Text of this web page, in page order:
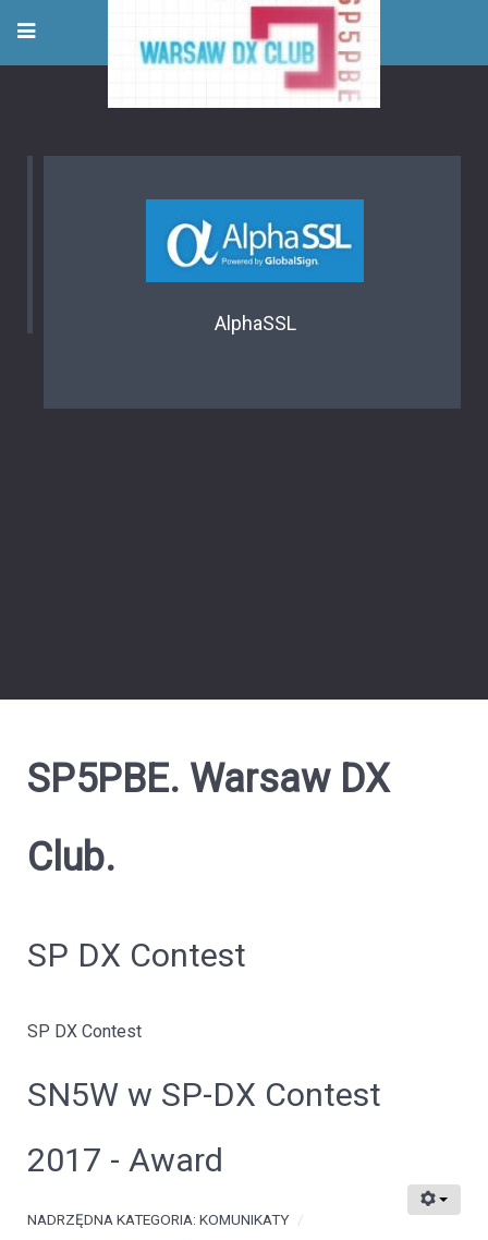
AlphaSSL
SP5PBE. Warsaw DX
Club.
SP DX Contest
SP DX Contest
SN5W w SP-DX Contest
2017 - Award
NADRZĘDNA KATEGORIA: KOMUNIKATY